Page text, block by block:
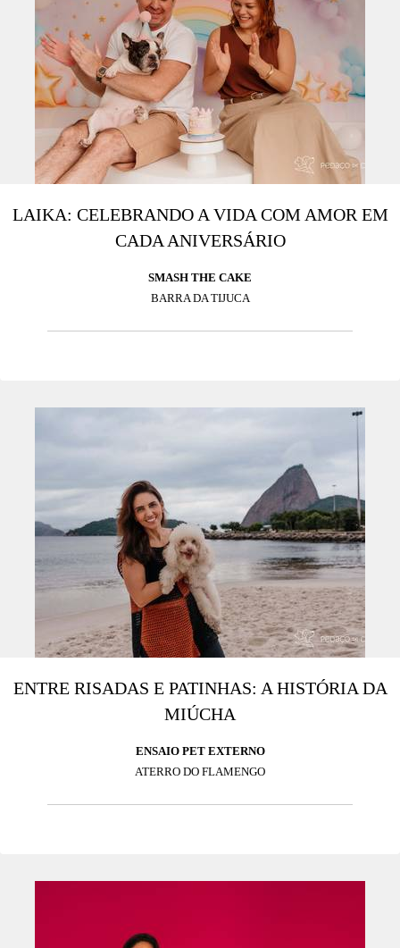
LAIKA: CELEBRANDO A VIDA COM AMOR EM
CADA ANIVERSÁRIO
SMASH THE CAKE
BARRA DA TIJUCA
ENTRE RISADAS E PATINHAS: A HISTÓRIA DA
MIÚCHA
ENSAIO PET EXTERNO
ATERRO DO FLAMENGO